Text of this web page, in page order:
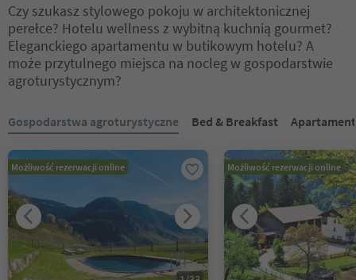
Czy szukasz stylowego pokoju w architektonicznej
perełce? Hotelu wellness z wybitną kuchnią gourmet?
Eleganckiego apartamentu w butikowym hotelu? A
może przytulnego miejsca na nocleg w gospodarstwie
agroturystycznym?
Gospodarstwa agroturystyczne Bed & Breakfast
Możliwość rezerwacji online Możliwość rezerwacji online